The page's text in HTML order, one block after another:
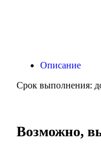
Описание
Срок выполнения:
Возможно,